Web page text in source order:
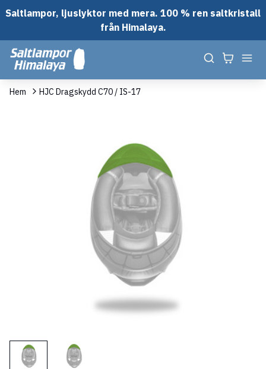
Saltlampor, ljuslyktor med mera. 100 % ren saltkristall
från Himalaya.
Hem HJC Dragskydd C70 / IS-17